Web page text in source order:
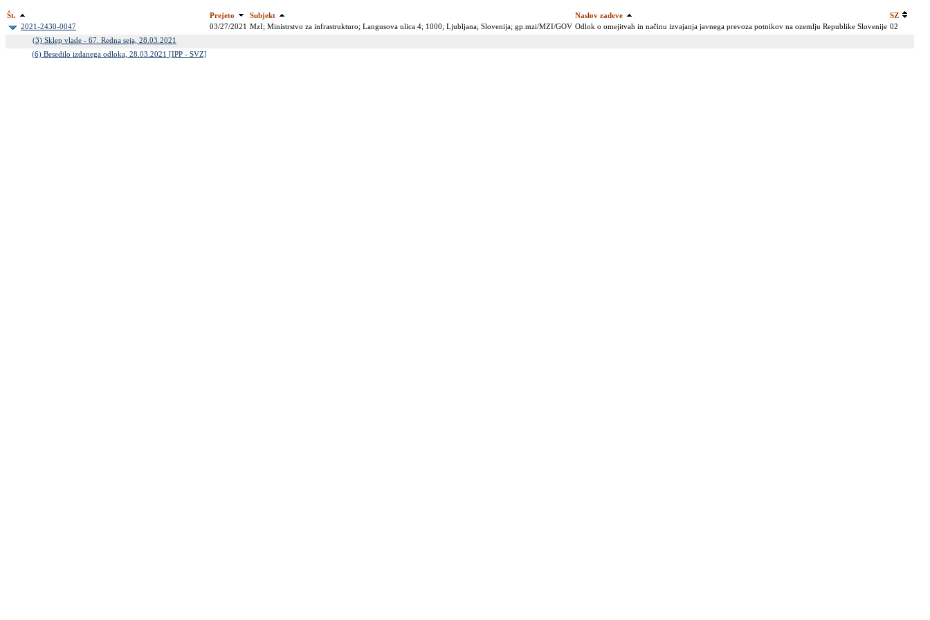
Št. Prejeto Subjekt Naslov zadeve
SZ
2021-2430-0047
03/27/2021 MzI; Ministrstvo za infrastrukturo; Langusova ulica 4; 1000; Ljubljana; Slovenija; gp.mzi/MZI/GOV Odlok o omejitvah in načinu izvajanja javnega prevoza potnikov na ozemlju Republike Slovenije 02
(3) Sklep vlade - 67. Redna seja, 28.03.2021
(6) Besedilo izdanega odloka, 28.03.2021 [IPP - SVZ]